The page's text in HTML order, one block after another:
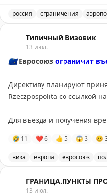
россия ограничения
Типичный Визовик
13 июл.
🇪🇺Евросоюз ограничит
Директиву планируют
Rzeczpospolita со ссылкой
Для въезда и получения
@tipical_vizovik
🤣 11 ❤ 6 👍 5 😱 3 🥴
виза европа евросоюз
ГРАНИЦА.ПУНКТЫ
13 июл.